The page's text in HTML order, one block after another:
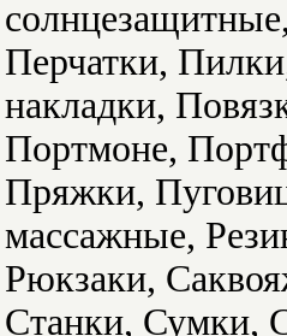
Перчатки,
накладки,
Портмоне,
Пряжки,
массажные,
Рюкзаки,
Станки, Сумки,